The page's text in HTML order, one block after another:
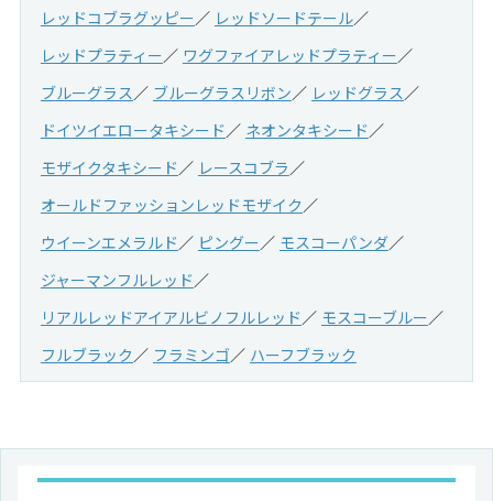
レッドコブラグッピー
レッドソードテール
レッドプラティー
ワグファイアレッドプラティー
ブルーグラス
ブルーグラスリボン
レッドグラス
ドイツイエロータキシード
ネオンタキシード
モザイクタキシード
レースコブラ
オールドファッションレッドモザイク
ウイーンエメラルド
ピングー
モスコーパンダ
ジャーマンフルレッド
リアルレッドアイアルビノフルレッド
モスコーブルー
フルブラック
フラミンゴ ハーフブラック